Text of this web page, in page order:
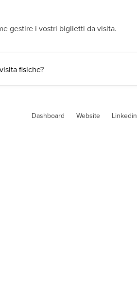
gestire i vostri biglietti da visita.
fisiche?
Dashboard Website Linkedin